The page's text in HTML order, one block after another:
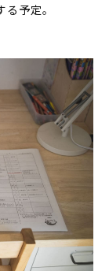
予定。